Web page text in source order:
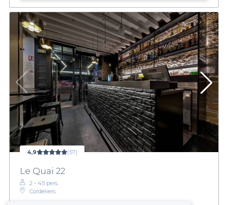
4,9 (57)
Le Quai 22
2 - 45 pers.
Cordeliers